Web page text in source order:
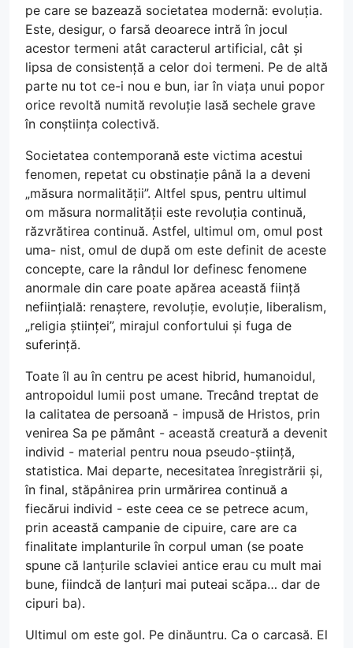
pe care se bazează societatea modernă: evoluția.
Este, desigur, o farsă deoarece intră în jocul
acestor termeni atât caracterul artificial, cât și
lipsa de consistență a celor doi termeni. Pe de altă
parte nu tot ce-i nou e bun, iar în viața unui popor
orice revoltă numită revoluție lasă sechele grave
în conștiința colectivă.
Societatea contemporană este victima acestui
fenomen, repetat cu obstinație până la a deveni
„măsura normalității”. Altfel spus, pentru ultimul
om măsura normalității este revoluția continuă,
răzvrătirea continuă. Astfel, ultimul om, omul post
uma- nist, omul de după om este definit de aceste
concepte, care la rândul lor definesc fenomene
anormale din care poate apărea această ființă
neființială: renaștere, revoluție, evoluție, liberalism,
„religia științei”, mirajul confortului și fuga de
suferință.
Toate îl au în centru pe acest hibrid, humanoidul,
antropoidul lumii post umane. Trecând treptat de
la calitatea de persoană - impusă de Hristos, prin
venirea Sa pe pământ - această creatură a devenit
individ - material pentru noua pseudo-știință,
statistica. Mai departe, necesitatea înregistrării și,
în final, stăpânirea prin urmărirea continuă a
fiecărui individ - este ceea ce se petrece acum,
prin această campanie de cipuire, care are ca
finalitate implanturile în corpul uman (se poate
spune că lanțurile sclaviei antice erau cu mult mai
bune, fiindcă de lanțuri mai puteai scăpa… dar de
cipuri ba).
Ultimul om este gol. Pe dinăuntru. Ca o carcasă. El